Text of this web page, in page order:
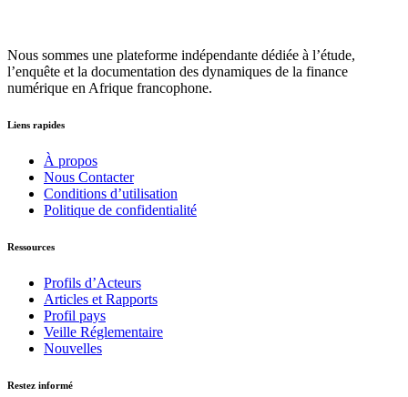
Nous sommes une plateforme indépendante dédiée à l’étude,
l’enquête et la documentation des dynamiques de la finance
numérique en Afrique francophone.
Liens rapides
À propos
Nous Contacter
Conditions d’utilisation
Politique de confidentialité
Ressources
Profils d’Acteurs
Articles et Rapports
Profil pays
Veille Réglementaire
Nouvelles
Restez informé